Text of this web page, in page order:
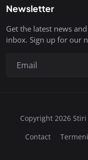
Newsletter
Get the latest news
inbox. Sign up for our
Copyright 2026
Contact
Termeni